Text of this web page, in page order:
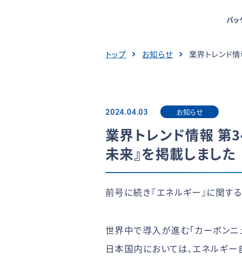
パ
トップ お知らせ 業界トレンド
2024.04.03 お知らせ
業界トレンド情報 第
未来』を掲載しました
前号に続き『エネルギー』に関す
世界中で導入が進む「カーボンニ
日本国内においては、エネルギ